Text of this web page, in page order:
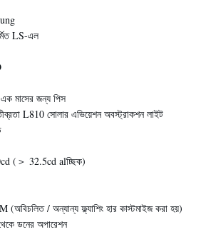
LS-এল
মাসের জন্য পিস
L810 সোলার এভিয়েশন অবস্ট্রাকশন লাইট
(＞ 32.5cd alচ্ছিক)
(অবিচলিত / অন্যান্য ফ্ল্যাশিং হার কাস্টমাইজ করা হয়)
ডনের অপারেশন